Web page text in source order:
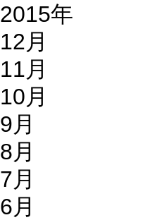
2015年
12月
11月
10月
9月
8月
7月
6月